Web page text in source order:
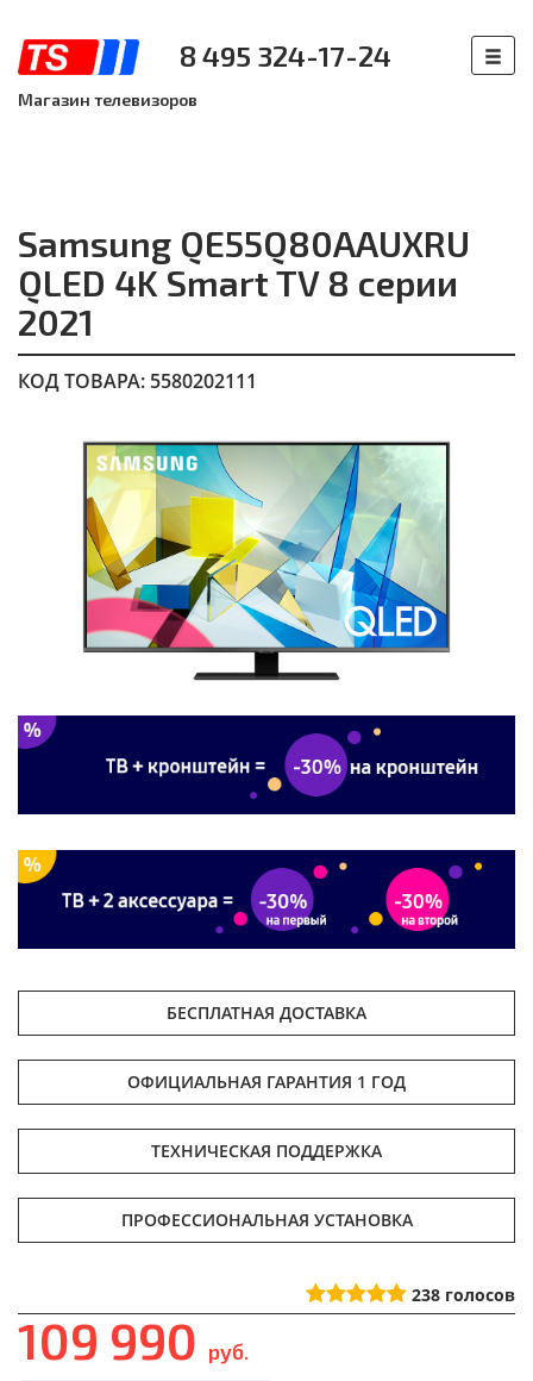
8 495 324-17-24
Магазин телевизоров
Samsung QE55Q80AAUXRU
QLED 4K Smart TV 8 серии
2021
КОД ТОВАРА: 5580202111
БЕСПЛАТНАЯ ДОСТАВКА
ОФИЦИАЛЬНАЯ ГАРАНТИЯ 1 ГОД
ТЕХНИЧЕСКАЯ ПОДДЕРЖКА
ПРОФЕССИОНАЛЬНАЯ УСТАНОВКА
238 голосов
109 990 руб.